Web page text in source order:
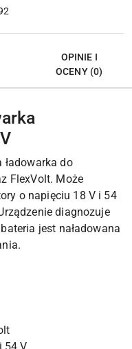
OPINIE I
OCENY (0)
ładowarka do
FlexVolt. Może
o napięciu 18 V i 54
diagnozuje
jest naładowana
54 V